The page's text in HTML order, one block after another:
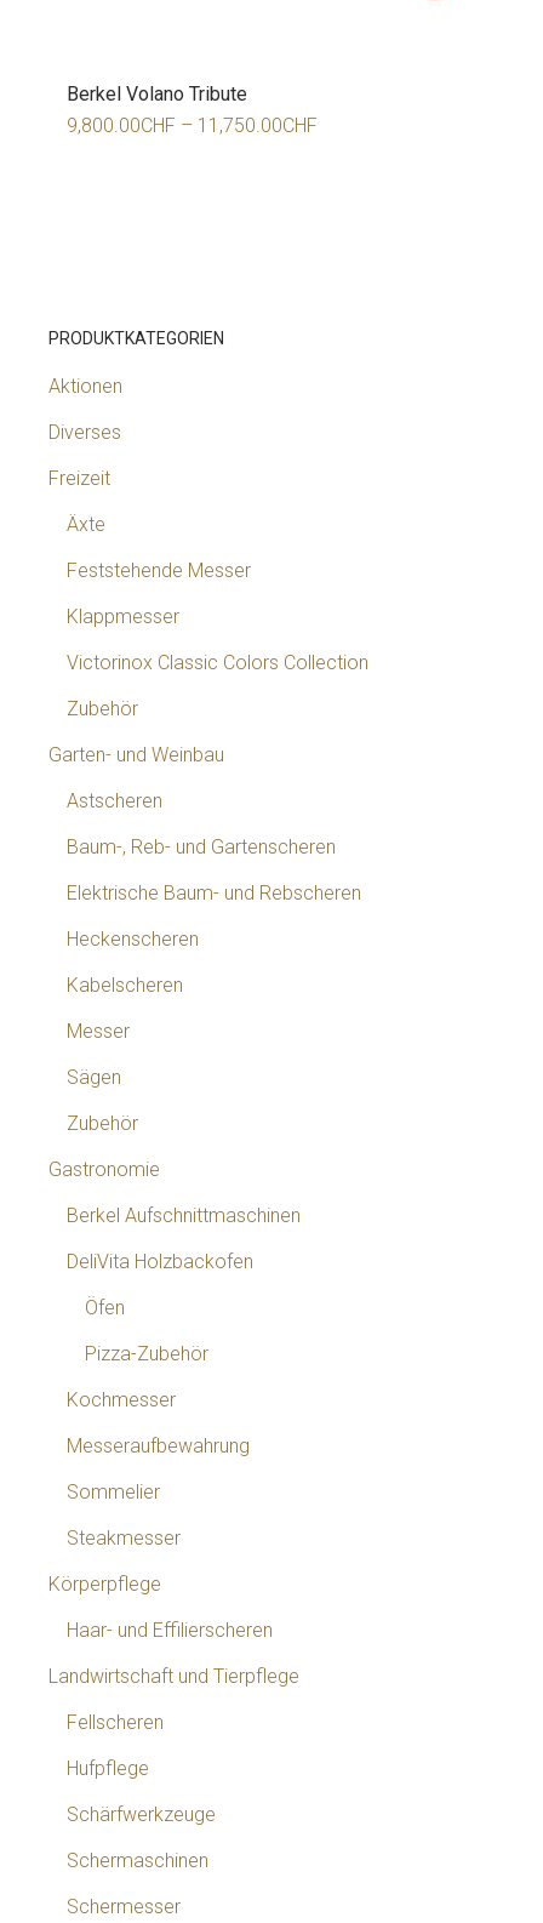
Berkel Volano Tribute
9,800.00CHF – 11,750.00CHF
PRODUKTKATEGORIEN
Aktionen
Diverses
Freizeit
Äxte
Feststehende Messer
Klappmesser
Victorinox Classic Colors Collection
Zubehör
Garten- und Weinbau
Astscheren
Baum-, Reb- und Gartenscheren
Elektrische Baum- und Rebscheren
Heckenscheren
Kabelscheren
Messer
Sägen
Zubehör
Gastronomie
Berkel Aufschnittmaschinen
DeliVita Holzbackofen
Öfen
Pizza-Zubehör
Kochmesser
Messeraufbewahrung
Sommelier
Steakmesser
Körperpflege
Haar- und Effilierscheren
Landwirtschaft und Tierpflege
Fellscheren
Hufpflege
Schärfwerkzeuge
Schermaschinen
Schermesser